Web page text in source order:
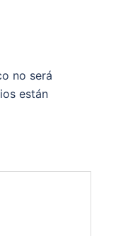
no será
están